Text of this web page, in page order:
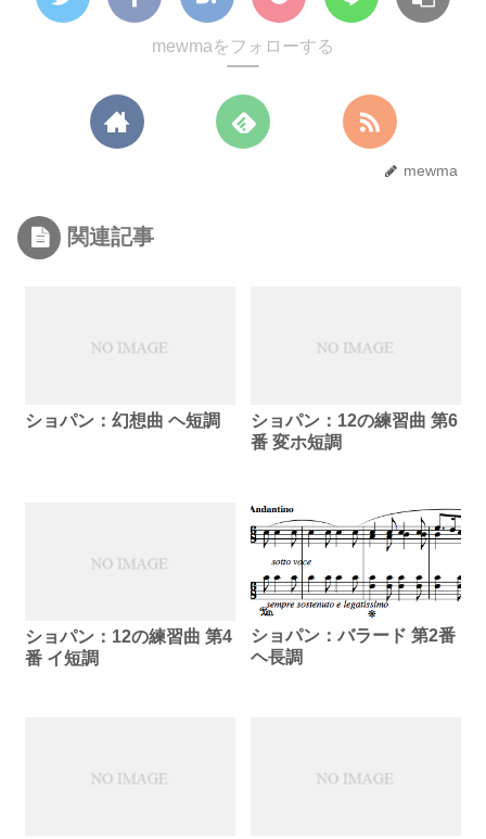
mewmaをフォローする
mewma
関連記事
ショパン：幻想曲 ヘ短調
ショパン：12の練習曲 第6
番 変ホ短調
ショパン：12の練習曲 第4
番 イ短調
ショパン：バラード 第2番
ヘ長調